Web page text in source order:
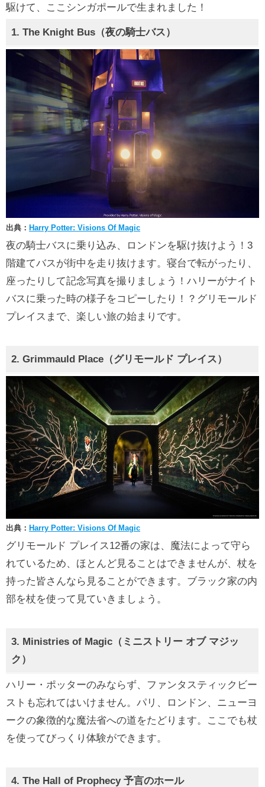
駆けて、ここシンガポールで生まれました！
1. The Knight Bus（夜の騎士バス）
出典： Harry Potter: Visions Of Magic
夜の騎士バスに乗り込み、ロンドンを駆け抜けよう！3
階建てバスが街中を走り抜けます。寝台で転がったり、
座ったりして記念写真を撮りましょう！ハリーがナイト
バスに乗った時の様子をコピーしたり！？グリモールド
プレイスまで、楽しい旅の始まりです。
2. Grimmauld Place（グリモールド プレイス）
出典： Harry Potter: Visions Of Magic
グリモールド プレイス12番の家は、魔法によって守ら
れているため、ほとんど見ることはできませんが、杖を
持った皆さんなら見ることができます。ブラック家の内
部を杖を使って見ていきましょう。
3. Ministries of Magic（ミニストリー オブ マジッ
ク）
ハリー・ポッターのみならず、ファンタスティックビー
ストも忘れてはいけません。パリ、ロンドン、ニューヨ
ークの象徴的な魔法省への道をたどります。ここでも杖
を使ってびっくり体験ができます。
4. The Hall of Prophecy 予言のホール